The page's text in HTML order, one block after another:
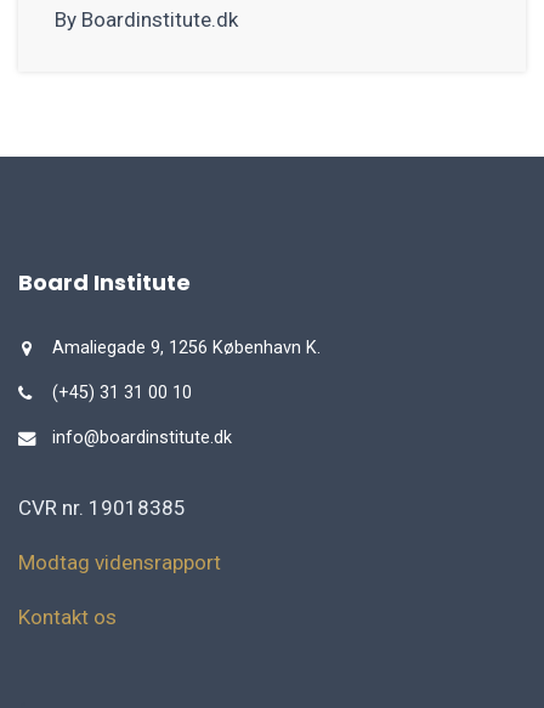
By Boardinstitute.dk
Board Institute
Amaliegade 9, 1256 København K.
(+45) 31 31 00 10
info@boardinstitute.dk
CVR nr. 19018385
Modtag vidensrapport
Kontakt os